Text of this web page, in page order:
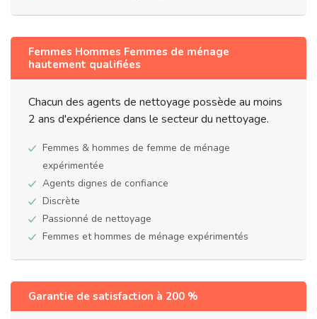
Femmes Hommes Femmes de ménage
hautement qualifiées
Chacun des agents de nettoyage possède au moins
2 ans d'expérience dans le secteur du nettoyage.
Femmes & hommes de femme de ménage
expérimentée
Agents dignes de confiance
Discrète
Passionné de nettoyage
Femmes et hommes de ménage expérimentés
Garantie de satisfaction à 200 %